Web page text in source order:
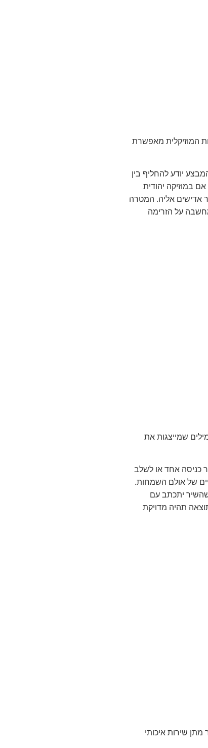
המוזיקלית מאפשרת
יודע להחליף בין
במוזיקה יהודית
אדישים אליה. המטרה
על הזרימה
שמייצגות את
כניסה אחד או לשלב
של אולם השמחות.
שהשיר יתכתב עם
תהיה מדויקת
שירות איכותי